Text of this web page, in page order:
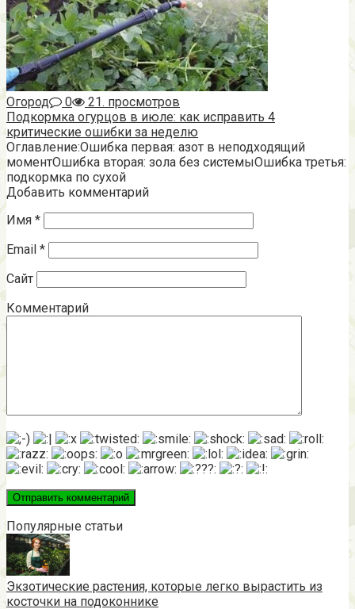
Огород 0
21. просмотров
Подкормка огурцов в июле: как исправить 4
критические ошибки за неделю
Оглавление:Ошибка первая: азот в неподходящий
моментОшибка вторая: зола без системыОшибка третья:
подкормка по сухой
Добавить комментарий
Имя *
Email *
Сайт
Комментарий
Популярные статьи
Экзотические растения, которые легко вырастить из
косточки на подоконнике